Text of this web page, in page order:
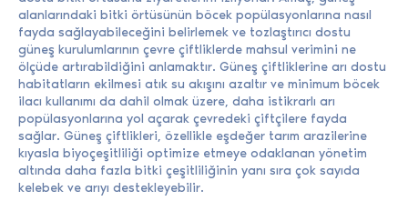
alanlarındaki bitki örtüsünün böcek popülasyonlarına nasıl
fayda sağlayabileceğini belirlemek ve tozlaştırıcı dostu
güneş kurulumlarının çevre çiftliklerde mahsul verimini ne
ölçüde artırabildiğini anlamaktır. Güneş çiftliklerine arı dostu
habitatların ekilmesi atık su akışını azaltır ve minimum böcek
ilacı kullanımı da dahil olmak üzere, daha istikrarlı arı
popülasyonlarına yol açarak çevredeki çiftçilere fayda
sağlar. Güneş çiftlikleri, özellikle eşdeğer tarım arazilerine
kıyasla biyoçeşitliliği optimize etmeye odaklanan yönetim
altında daha fazla bitki çeşitliliğinin yanı sıra çok sayıda
kelebek ve arıyı destekleyebilir.